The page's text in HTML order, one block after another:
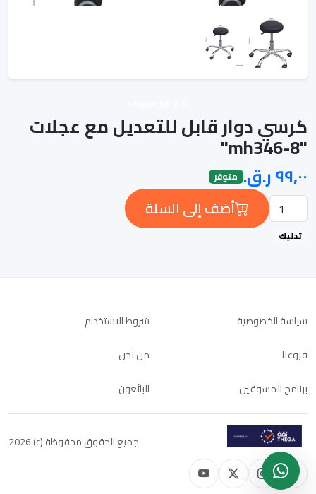
كرسي دوار قابل للتعديل مع عجلات
"mh346-8"
متوفر
أضف إلى السلة
تدليك
سياسة الخصوصية
شروط الاستخدام
فروعنا
من نحن
برنامج المسوقين
البائعون
جميع الحقوق محفوظة (c) 2026